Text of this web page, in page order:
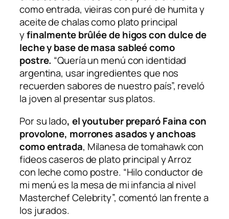
como entrada, vieiras con puré de humita y
aceite de chalas como plato principal
yfinalmente brûlée de higos con dulce de
leche y base de masa sableé como
postre. “Quería un menú con identidad
argentina, usar ingredientes que nos
recuerden sabores de nuestro país”, reveló
la joven al presentar sus platos.
Por su lado, el youtuber preparó Faina con
provolone, morrones asados y anchoas
como entrada, Milanesa de tomahawk con
fideos caseros de plato principal y Arroz
con leche como postre. “Hilo conductor de
mi menú es la mesa de mi infancia al nivel
Masterchef Celebrity”, comentó Ian frente a
los jurados.